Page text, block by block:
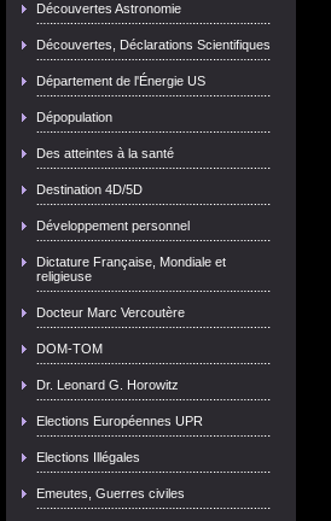
Découvertes Astronomie
Découvertes, Déclarations Scientifiques
Département de l'Énergie US
Dépopulation
Des atteintes à la santé
Destination 4D/5D
Développement personnel
Dictature Française, Mondiale et
religieuse
Docteur Marc Vercoutère
DOM-TOM
Dr. Leonard G. Horowitz
Elections Européennes UPR
Elections Illégales
Emeutes, Guerres civiles